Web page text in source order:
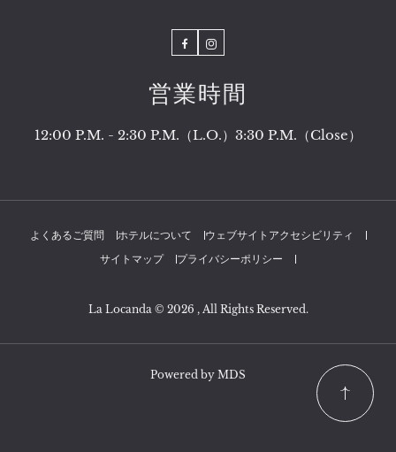
FacebookInstagram
営業時間
12:00 P.M. - 2:30 P.M.（L.O.）3:30 P.M.（Close）
よくあるご質問 ホテルについて
ウェブサイトアクセシビリティ
サイトマップ
プライバシーポリシー
La Locanda © 2026 , All Rights Reserved.
Powered by MDS